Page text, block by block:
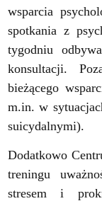
wsparcia
spotkania z
tygodniu
konsultacji.
bieżącego
m.in. w
suicydalnymi).
Dodatkowo
treningu
stresem i